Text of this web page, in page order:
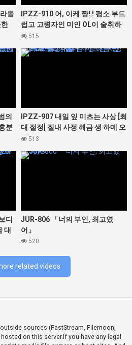
돌
IPZZ-910 어, 이케 쨩! ! 평소 부드
럽고 고령자인 미인 OL이 술취하
면 가드가바가바 가랑이 율율 모습
정도로 발기가 가라앉지 않는 절륜
515
의
분
미
427412
IPZZ-907 내일 잎 미츠는 사상 [최
대 절정] 질내 사정 해금 생 하메 오
르가즘
513
디
대
의
427378
JUR-806 「너의 부인, 최고였
어」
520
related videos
sources (FastStream, Filemoon,
on this server.If you have any legal